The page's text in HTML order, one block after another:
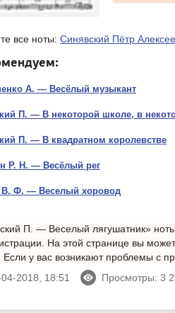
все ноты: Синявский Пётр
А. — Весёлый музыкант
П. — В некоторой школе, в
П. — В квадратном королевстве
Р. Н. — Весёлый рег
В. Ф. — Веселый хоровод
П. — Веселый лягушатник»
На этой странице вы
Если у вас возникают проблемы с
2018, 18:51
Просмотры: 3